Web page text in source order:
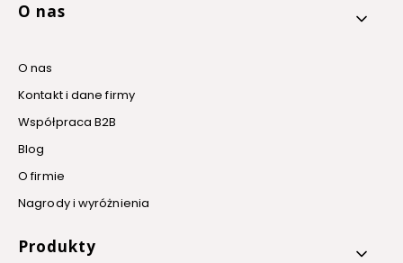
O nas
O nas
Kontakt i dane firmy
Współpraca B2B
Blog
O firmie
Nagrody i wyróżnienia
Produkty